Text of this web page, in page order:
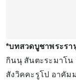
*บทสวดบูชาพระรา
กินนุ สันตะระมาโน
สังวิคคะรูโป อาคัม